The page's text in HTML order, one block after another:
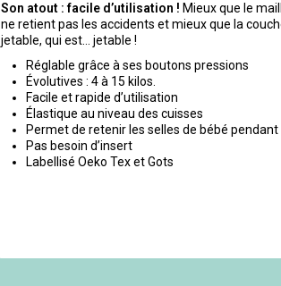
Son atout : facile d’utilisation ! Mieux que le
ne retient pas les accidents et mieux que la
jetable, qui est… jetable !
Réglable grâce à ses boutons pressions
Évolutives : 4 à 15 kilos.
Facile et rapide d’utilisation
Élastique au niveau des cuisses
Permet de retenir les selles de bébé pendant
Pas besoin d’insert
Labellisé Oeko Tex et Gots